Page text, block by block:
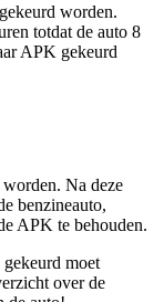
worden.
totdat de auto 8
APK gekeurd
Na deze
benzineauto,
APK te behouden.
moet
over de